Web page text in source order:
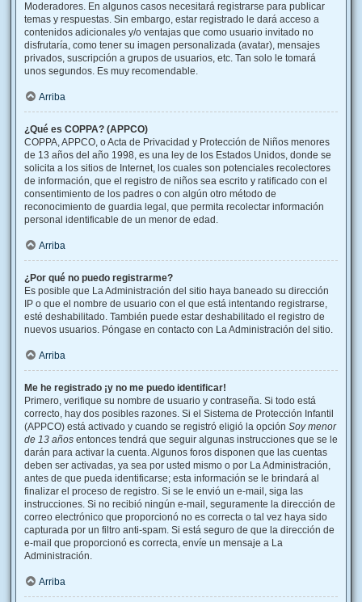
Moderadores. En algunos casos necesitará registrarse para publicar
temas y respuestas. Sin embargo, estar registrado le dará acceso a
contenidos adicionales y/o ventajas que como usuario invitado no
disfrutaría, como tener su imagen personalizada (avatar), mensajes
privados, suscripción a grupos de usuarios, etc. Tan solo le tomará
unos segundos. Es muy recomendable.
Arriba
¿Qué es COPPA? (APPCO)
COPPA, APPCO, o Acta de Privacidad y Protección de Niños menores
de 13 años del año 1998, es una ley de los Estados Unidos, donde se
solicita a los sitios de Internet, los cuales son potenciales recolectores
de información, que el registro de niños sea escrito y ratificado con el
consentimiento de los padres o con algún otro método de
reconocimiento de guardia legal, que permita recolectar información
personal identificable de un menor de edad.
Arriba
¿Por qué no puedo registrarme?
Es posible que La Administración del sitio haya baneado su dirección
IP o que el nombre de usuario con el que está intentando registrarse,
esté deshabilitado. También puede estar deshabilitado el registro de
nuevos usuarios. Póngase en contacto con La Administración del sitio.
Arriba
Me he registrado ¡y no me puedo identificar!
Primero, verifique su nombre de usuario y contraseña. Si todo está
correcto, hay dos posibles razones. Si el Sistema de Protección Infantil
(APPCO) está activado y cuando se registró eligió la opción Soy menor
de 13 años entonces tendrá que seguir algunas instrucciones que se le
darán para activar la cuenta. Algunos foros disponen que las cuentas
deben ser activadas, ya sea por usted mismo o por La Administración,
antes de que pueda identificarse; esta información se le brindará al
finalizar el proceso de registro. Si se le envió un e-mail, siga las
instrucciones. Si no recibió ningún e-mail, seguramente la dirección de
correo electrónico que proporcionó no es correcta o tal vez haya sido
capturada por un filtro anti-spam. Si está seguro de que la dirección de
e-mail que proporcionó es correcta, envíe un mensaje a La
Administración.
Arriba